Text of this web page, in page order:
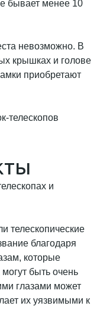
бывает менее 10
невозможно. В
крышках и голове
приобретают
и
телескопические
благодаря
которые
быть очень
глазами может
их уязвимыми к